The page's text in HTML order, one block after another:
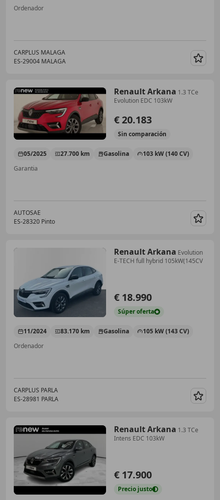
Ordenador
CARPLUS MALAGA
ES-29004 MALAGA
Renault Arkana 1.3 TCe
Evolution EDC 103kW
€ 20.183
Sin comparación
05/2025 27.700 km Gasolina
103 kW (140 CV)
Garantia
AUTOSAE
ES-28320 Pinto
Renault Arkana Evolution
E-TECH full hybrid 105kW(145CV
€ 18.990
Súperoferta
11/2024 83.170 km Gasolina
105 kW (143 CV)
Ordenador
CARPLUS PARLA
ES-28981 PARLA
Renault Arkana 1.3 TCe
Intens EDC 103kW
€ 17.900
Precio justo